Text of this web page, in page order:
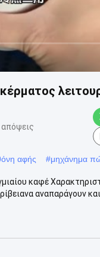
αφής #μηχάνημα
καφέ
αναπαράγουν και